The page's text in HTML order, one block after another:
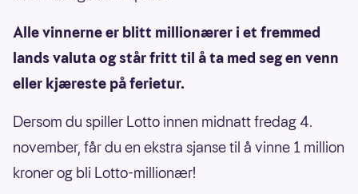
Alle vinnerne er blitt millionærer i et fremmed
lands valuta og står fritt til å ta med seg en venn
eller kjæreste på ferietur.
Dersom du spiller Lotto innen midnatt fredag 4.
november, får du en ekstra sjanse til å vinne 1 million
kroner og bli Lotto-millionær!